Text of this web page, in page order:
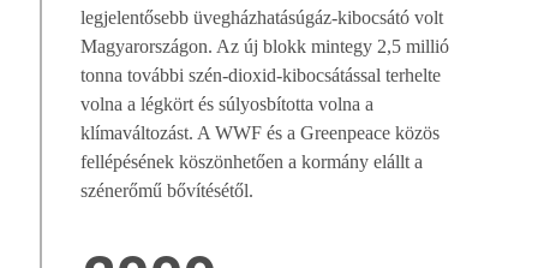
legjelentősebb üvegházhatásúgáz-kibocsátó volt
Magyarországon. Az új blokk mintegy 2,5 millió
tonna további szén-dioxid-kibocsátással terhelte
volna a légkört és súlyosbította volna a
klímaváltozást. A WWF és a Greenpeace közös
fellépésének köszönhetően a kormány elállt a
szénerőmű bővítésétől.